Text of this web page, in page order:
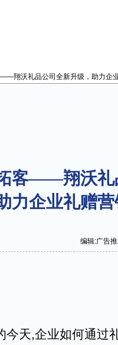
翔沃礼品公司全新升级，助力企
客——翔沃礼
力企业礼赠
编辑:广告
今天,企业如何通过